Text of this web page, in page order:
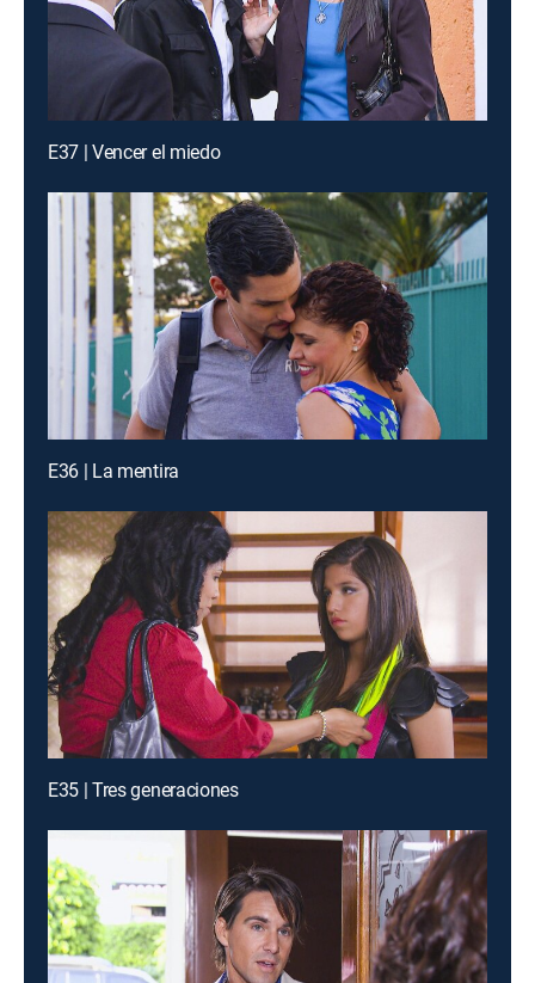
E37 | Vencer el miedo
E36 | La mentira
E35 | Tres generaciones